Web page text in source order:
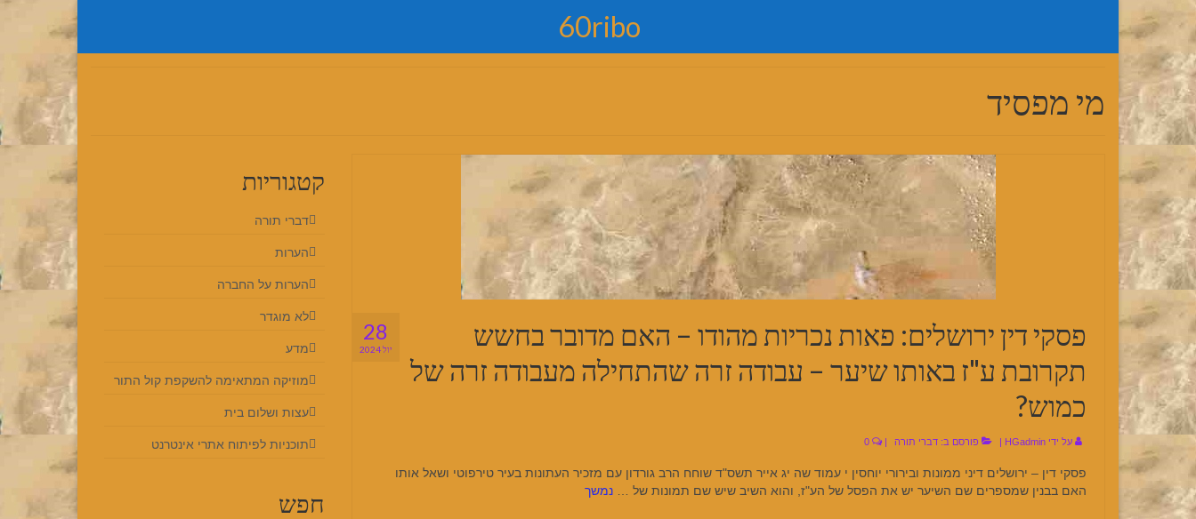
60ribo
מי מפסיד
28
יול 2024
פסקי דין ירושלים: פאות נכריות מהודו – האם מדובר בחשש
תקרובת ע"ז באותו שיער – עבודה זרה שהתחילה מעבודה זרה של
כמוש?
על ידי HGadmin
| פורסם ב: דברי תורה |
פסקי דין – ירושלים דיני ממונות ובירורי יוחסין י עמוד שה יג אייר תשס"ד שוחח הרב גורדון עם מזכיר העתונות בעיר טירפוטי ושאל אותו
האם בבנין שמספרים שם השיער יש את הפסל של הע"ז, והוא השיב שיש שם תמונות של … נמשך
קטגוריות
דברי תורה
הערות
הערות על החברה
לא מוגדר
מדע
מוזיקה המתאימה להשקפת קול התור
עצות ושלום בית
תוכניות לפיתוח אתרי אינטרנט
חפש